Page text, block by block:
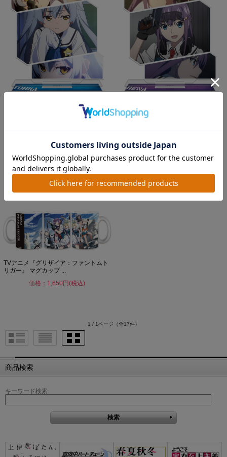
TVアニメ『グリザイア：ファントムト
価格：1,320円(税込)
価格：1,320円(税込)
TVアニメ『グリザイア：ファントムト
リガー』 マグカップ ...
価格：1,650円(税込)
1 / 1ページ （全17件）
商品検索
キーワード検索